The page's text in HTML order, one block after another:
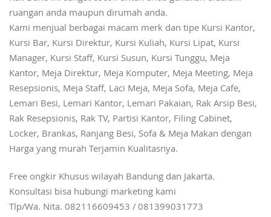
ruangan anda maupun dirumah anda.
Kami menjual berbagai macam merk dan tipe Kursi Kantor,
Kursi Bar, Kursi Direktur, Kursi Kuliah, Kursi Lipat, Kursi
Manager, Kursi Staff, Kursi Susun, Kursi Tunggu, Meja
Kantor, Meja Direktur, Meja Komputer, Meja Meeting, Meja
Resepsionis, Meja Staff, Laci Meja, Meja Sofa, Meja Cafe,
Lemari Besi, Lemari Kantor, Lemari Pakaian, Rak Arsip Besi,
Rak Resepsionis, Rak TV, Partisi Kantor, Filing Cabinet,
Locker, Brankas, Ranjang Besi, Sofa & Meja Makan dengan
Harga yang murah Terjamin Kualitasnya.
Free ongkir Khusus wilayah Bandung dan Jakarta.
Konsultasi bisa hubungi marketing kami
Tlp/Wa. Nita. 082116609453 / 081399031773